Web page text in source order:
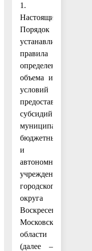
1.
Настоящий
Порядок
устанавливает
правила
определения
объема и
условий
предоставления
субсидий
муниципальным
бюджетным
и
автономным
учреждениям
городского
округа
Воскресенск
Московской
области
(далее –